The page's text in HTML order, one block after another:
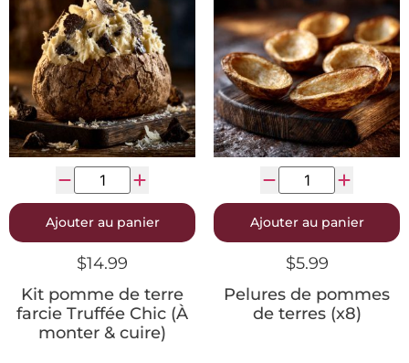
Kit pomme de terre
farcie Truffée Chic (À
monter & cuire)
$14.99
Ajouter au panier
Pelures de pommes
de terres (x8)
$5.99
Ajouter au panier